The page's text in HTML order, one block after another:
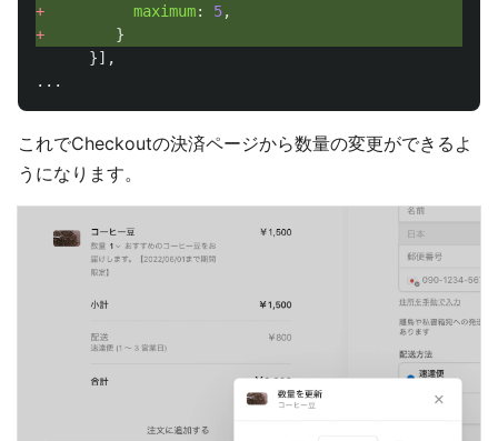
+
maximum: 5,
+
}
}],
...
これでCheckoutの決済ページから数量の変更ができるよ
うになります。